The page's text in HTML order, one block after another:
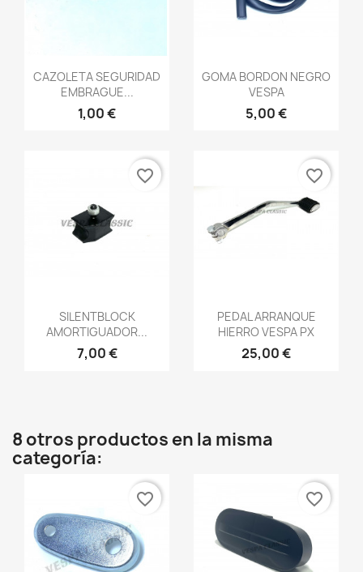
 Vista rápida
CAZOLETA SEGURIDAD
EMBRAGUE...
1,00 €
 Vista rápida
GOMA BORDON NEGRO
VESPA
5,00 €
Vista rápida
SILENTBLOCK
AMORTIGUADOR...
7,00 €
favorite_border
Vista rápida
PEDAL ARRANQUE
HIERRO VESPA PX
25,00 €
favorite_border
8 otros productos en la misma
categoría:
favorite_border favorite_border